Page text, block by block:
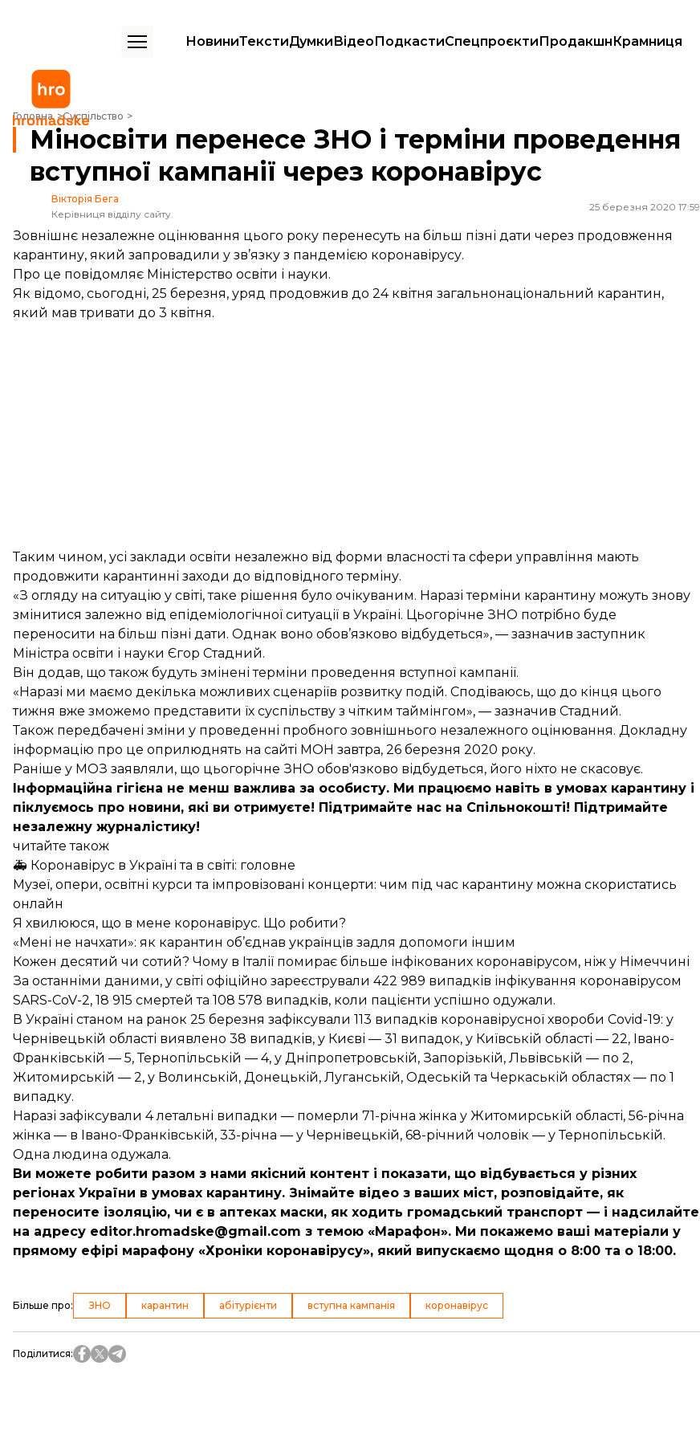
НовиниТекстиДумкиВідеоПодкастиСпецпроєктиПродакшнКрамниця
Головна Суспільство
Міносвіти перенесе ЗНО і терміни проведення вступної кампанії через коронавірус
Міносвіти перенесе ЗНО і терміни проведення
вступної кампанії через коронавірус
Вікторія Бега
Керівниця відділу сайту
25 березня 2020 17:59
Зовнішнє незалежне оцінювання цього року перенесуть на більш пізні дати через продовження
карантину, який запровадили у зв’язку з пандемією коронавірусу.
Про це повідомляє Міністерство освіти і науки.
Як відомо, сьогодні, 25 березня, уряд продовжив до 24 квітня загальнонаціональний карантин,
який мав тривати до 3 квітня.
Таким чином, усі заклади освіти незалежно від форми власності та сфери управління мають
продовжити карантинні заходи до відповідного терміну.
«З огляду на ситуацію у світі, таке рішення було очікуваним. Наразі терміни карантину можуть знову
змінитися залежно від епідеміологічної ситуації в Україні. Цьогорічне ЗНО потрібно буде
переносити на більш пізні дати. Однак воно обов’язково відбудеться», — зазначив заступник
Міністра освіти і науки Єгор Стадний.
Він додав, що також будуть змінені терміни проведення вступної кампанії.
«Наразі ми маємо декілька можливих сценаріїв розвитку подій. Сподіваюсь, що до кінця цього
тижня вже зможемо представити їх суспільству з чітким таймінгом», — зазначив Стадний.
Також передбачені зміни у проведенні пробного зовнішнього незалежного оцінювання. Докладну
інформацію про це оприлюднять на сайті МОН завтра, 26 березня 2020 року.
Раніше у МОЗ заявляли, що цьогорічне ЗНО обов'язково відбудеться, його ніхто не скасовує.
Інформаційна гігієна не менш важлива за особисту. Ми працюємо навіть в умовах карантину і
піклуємось про новини, які ви отримуєте! Підтримайте нас на Спільнокошті! Підтримайте
незалежну журналістику!
читайте також
🚑 Коронавірус в Україні та в світі: головне
Музеї, опери, освітні курси та імпровізовані концерти: чим під час карантину можна скористатись
онлайн
Я хвилююся, що в мене коронавірус. Що робити?
«Мені не начхати»: як карантин об’єднав українців задля допомоги іншим
Кожен десятий чи сотий? Чому в Італії помирає більше інфікованих коронавірусом, ніж у Німеччині
За останніми даними, у світі офіційно зареєстрували 422 989 випадків інфікування коронавірусом
SARS-CoV-2, 18 915 смертей та 108 578 випадків, коли пацієнти успішно одужали.
В Україні станом на ранок 25 березня зафіксували 113 випадків коронавірусної хвороби Covid-19: у
Чернівецькій області виявлено 38 випадків, у Києві — 31 випадок, у Київській області — 22, Івано-
Франківській — 5, Тернопільській — 4, у Дніпропетровській, Запорізькій, Львівській — по 2,
Житомирській — 2, у Волинській, Донецькій, Луганській, Одеській та Черкаській областях — по 1
випадку.
Наразі зафіксували 4 летальні випадки — померли 71-річна жінка у Житомирській області, 56-річна
жінка — в Івано-Франківській, 33-річна — у Чернівецькій, 68-річний чоловік — у Тернопільській.
Одналюдина одужала.
Ви можете робити разом з нами якісний контент і показати, що відбувається у різних
регіонах України в умовах карантину. Знімайте відео з ваших міст, розповідайте, як
переносите ізоляцію, чи є в аптеках маски, як ходить громадський транспорт — і надсилайте
на адресу editor.hromadske@gmail.com з темою «Марафон». Ми покажемо ваші матеріали у
прямому ефірі марафону «Хроніки коронавірусу», який випускаємо щодня о 8:00 та о 18:00.
Більше про: ЗНО карантин абітурієнти вступна кампанія коронавірус
Поділитися: